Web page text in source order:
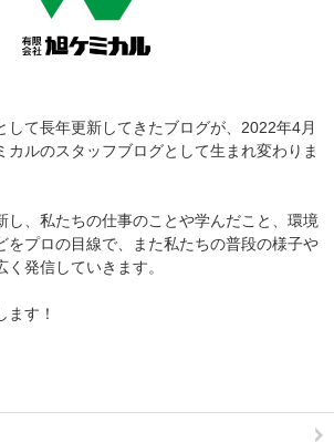
して長年更新してきたブログが、2022年4月
カルのスタッフブログとして生まれ変わりま
し、私たちの仕事のことや学んだこと、環境
をプロの目線で、また私たちの普段の様子や
発信していきます。
ます！